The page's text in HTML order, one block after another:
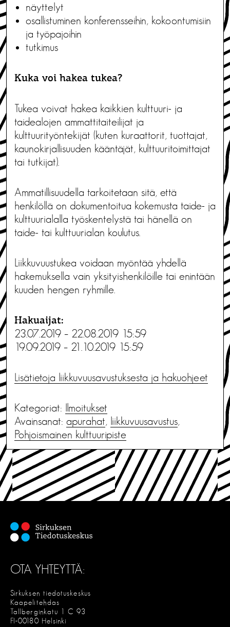
näyttelyt
osallistuminen konferensseihin, kokoontumisiin
ja työpajoihin
tutkimus
Kuka voi hakea tukea?
Tukea voivat hakea kaikkien kulttuuri- ja
taidealojen ammattitaiteilijat ja
kulttuurityöntekijät (kuten kuraattorit, tuottajat,
kaunokirjallisuuden kääntäjät, kulttuuritoimittajat
tai tutkijat).
Ammatillisuudella tarkoitetaan sitä, että
henkilöllä on dokumentoitua kokemusta taide- ja
kulttuurialalla työskentelystä tai hänellä on
taide- tai kulttuurialan koulutus.
Liikkuvuustukea voidaan myöntää yhdellä
hakemuksella vain yksityishenkilöille tai enintään
kuuden hengen ryhmille.
Hakuaijat:
23.07.2019 – 22.08.2019 15:59
19.09.2019 – 21.10.2019 15:59
Lisätietoja liikkuvuusavustuksesta ja hakuohjeet
Kategoriat: Ilmoitukset
Avainsanat: apurahat, liikkuvuusavustus,
Pohjoismainen kulttuuripiste
OTA YHTEYTTÄ:
Sirkuksen tiedotuskeskus
Kaapelitehdas
Tallberginkatu 1 C 93
FI-00180 Helsinki